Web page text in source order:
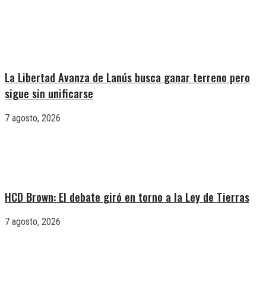
La Libertad Avanza de Lanús busca ganar terreno pero
sigue sin unificarse
7 agosto, 2026
HCD Brown: El debate giró en torno a la Ley de Tierras
7 agosto, 2026